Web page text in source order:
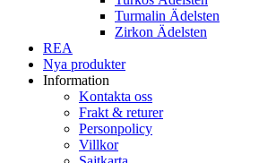
Turmalin Ädelsten
Zirkon Ädelsten
REA
Nya produkter
Information
Kontakta oss
Frakt & returer
Personpolicy
Villkor